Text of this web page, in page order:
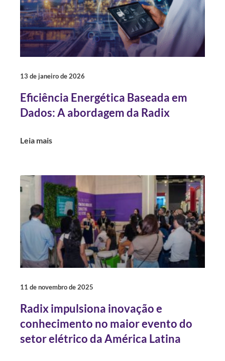
Eficiência Energética Baseada em
Dados: A abordagem da Radix
Leia mais
13 de janeiro de 2026
Radix impulsiona inovação e
conhecimento no maior evento do
setor elétrico da América Latina
11 de novembro de 2025